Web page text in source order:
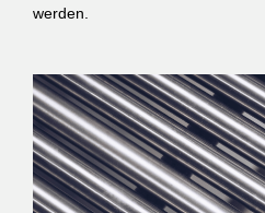
werden.